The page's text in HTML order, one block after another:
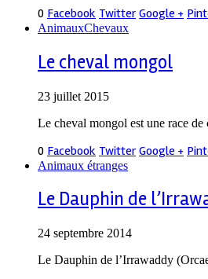
0 Facebook Twitter Google +
AnimauxChevaux
Le cheval mongol
23 juillet 2015
Le cheval mongol est une race
0 Facebook Twitter Google +
Animaux étranges
Le Dauphin de
24 septembre 2014
Le Dauphin de l’Irrawaddy